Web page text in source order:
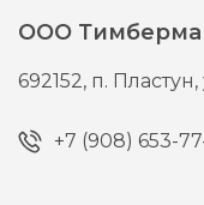
ООО
692152, п. Пластун,
+7 (908) 653-